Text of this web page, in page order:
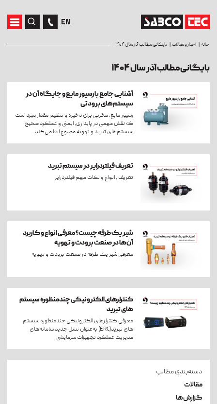
EN
خانه اخبار و مقالات بایگانی مطالب آذر سال ۱۴۰۴
بایگانی مطالب آذر سال ۱۴۰۴
آشنایی جامع با رسیور مایع و جایگاه آن در
سیستم‌های برودتی
رسیور مایع، مخزنی برای ذخیره و تنظیم مقدار مبرد است
که نقش مهمی در پایداری، ایمنی و عملکرد صحیح
سیستم‌های تبرید و تهویه مطبوع ایفا می‌کند.
تعریف فیلتردرایر در سیستم تبرید
تعریف ، انواع و نکات مهم فیلتردرایر
شیر یک طرفه چیست؟ معرفی انواع و کاربرد
آن‌ها در صنعت برودت و تهویه
معرفی شیر یک طرفه در صنعت برودت و تهویه
کنترلرهای الکترونیکی چندمنظوره سیستم
های تبرید
معرفی کنترلرهای الکترونیکی چندمنظوره سیستم
های تبرید(ERC) به‌عنوان نسل جدید سامانه‌های
مدیریت عملکرد تجهیزات سرمایشی
دسته‌بندی مطالب
مقالات
گزارش‌ها